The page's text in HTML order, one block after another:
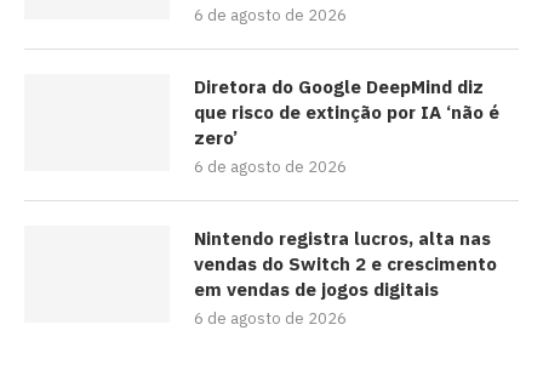
6 de agosto de 2026
Diretora do Google DeepMind diz
que risco de extinção por IA ‘não é
zero’
6 de agosto de 2026
Nintendo registra lucros, alta nas
vendas do Switch 2 e crescimento
em vendas de jogos digitais
6 de agosto de 2026